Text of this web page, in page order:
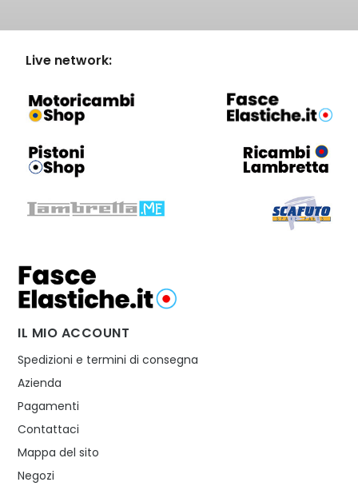
Live network:
IL MIO ACCOUNT
Spedizioni e termini di consegna
Azienda
Pagamenti
Contattaci
Mappa del sito
Negozi